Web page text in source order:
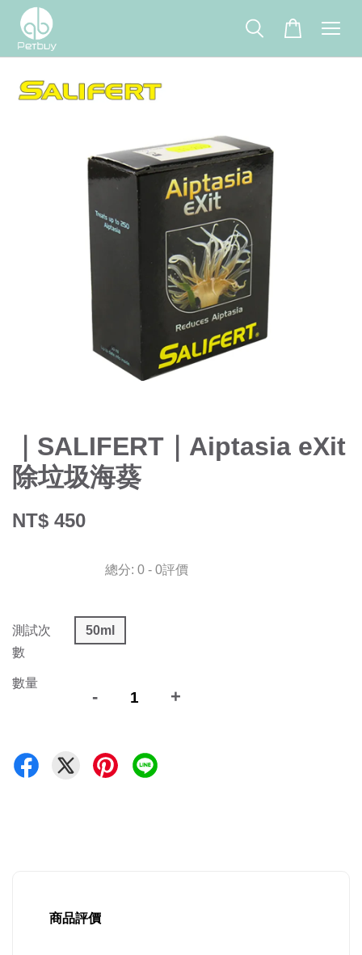
｜SALIFERT｜Aiptasia eXit
除垃圾海葵
NT$ 450
總分: 0 - 0評價
測試次
數
50ml
數量
- +
商品評價